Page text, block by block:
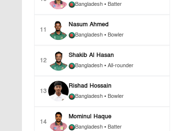
Bangladesh • Batter
11
Nasum Ahmed
Bangladesh • Bowler
12
Shakib Al Hasan
Bangladesh • All-rounder
13
Rishad Hossain
Bangladesh • Bowler
14
Mominul Haque
Bangladesh • Batter